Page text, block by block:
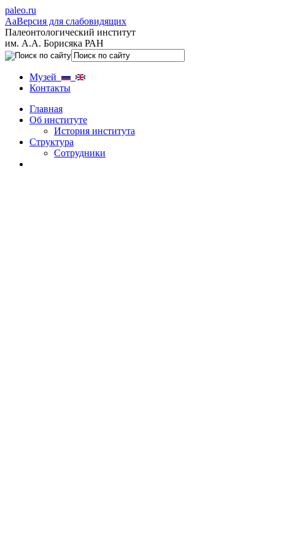
paleo.ru
AaВерсия для слабовидящих
Палеонтологический институт
им. А.А. Борисяка РАН
Музей
Контакты
Главная
Об институте
История института
Структура
Сотрудники